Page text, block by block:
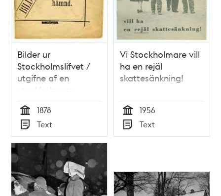
Bilder ur
Stockholmslifvet /
utgifne af en
stockholmare
Tid
1878
Typ
Text
Vi Stockholmare vill
ha en rejäl
skattesänkning!
Tid
1956
Typ
Text